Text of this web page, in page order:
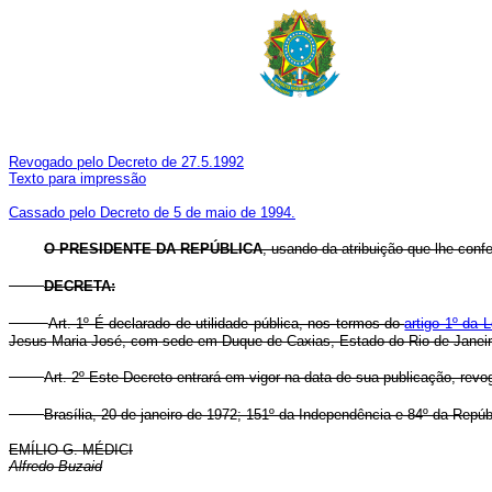
Revogado pelo Decreto de 27.5.1992
Texto para impressão
Cassado pelo Decreto de 5 de maio de 1994.
O PRESIDENTE DA REPÚBLICA, usando da atribuição que lhe
DECRETA:
Art. 1º É declarado de utilidade pública, nos termos doartigo 1º da
Jesus Maria José, com sede em Duque de Caxias, Estado do Rio de
Art. 2º Este Decreto entrará em vigor na data de sua publicação,
Brasília, 20 de janeiro de 1972; 151º da Independência e 84º da
EMÍLIO G. MÉDICI
Alfredo Buzaid